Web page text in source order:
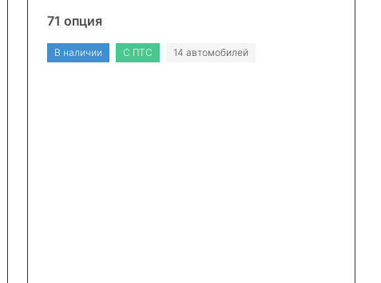
71 опция
В наличии С ПТС 14 автомобилей